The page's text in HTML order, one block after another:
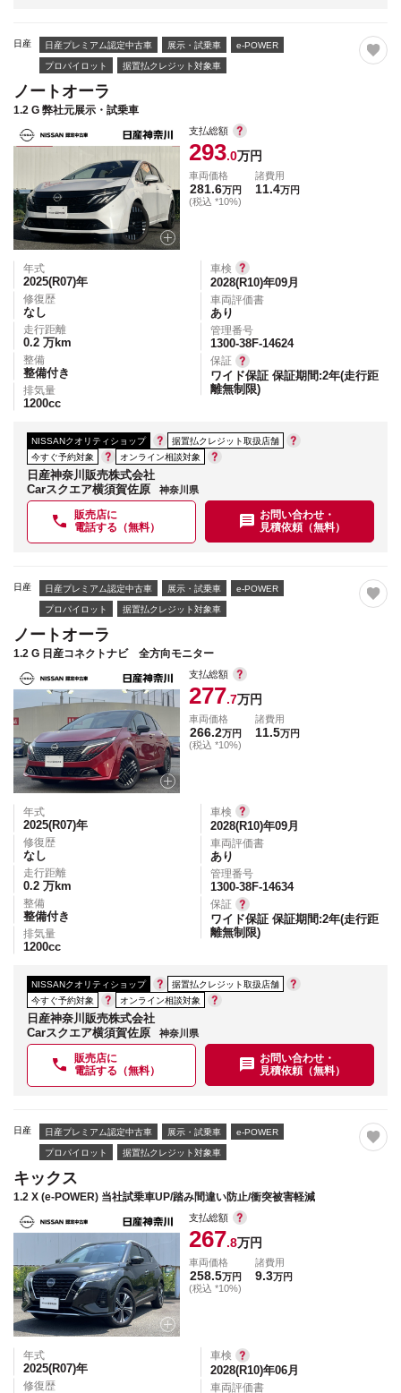
日産 日産プレミアム認定中古車 展示・試乗車 e-POWER
プロパイロット 据置払クレジット対象車
ノートオーラ
1.2 G 弊社元展示・試乗車
支払総額
293.0万円
車両価格
281.6万円
(税込 *10%)
諸費用
11.4万円
年式
2025(R07)年
修復歴
なし
走行距離
0.2 万km
整備
整備付き
排気量
1200cc
車検
2028(R10)年09月
車両評価書
あり
管理番号
1300-38F-14624
保証
ワイド保証 保証期間:2年(走行距
離無制限)
NISSANクオリティショップ
据置払クレジット取扱店舗
今すぐ予約対象
オンライン相談対象
日産神奈川販売株式会社
Carスクエア横須賀佐原
神奈川県
販売店に
電話する（無料）
お問い合わせ・
見積依頼（無料）
日産 日産プレミアム認定中古車 展示・試乗車 e-POWER
プロパイロット 据置払クレジット対象車
ノートオーラ
1.2 G 日産コネクトナビ 全方向モニター
支払総額
277.7万円
車両価格
266.2万円
(税込 *10%)
諸費用
11.5万円
年式
2025(R07)年
修復歴
なし
走行距離
0.2 万km
整備
整備付き
排気量
1200cc
車検
2028(R10)年09月
車両評価書
あり
管理番号
1300-38F-14634
保証
ワイド保証 保証期間:2年(走行距
離無制限)
NISSANクオリティショップ
据置払クレジット取扱店舗
今すぐ予約対象
オンライン相談対象
日産神奈川販売株式会社
Carスクエア横須賀佐原
神奈川県
販売店に
電話する（無料）
お問い合わせ・
見積依頼（無料）
日産 日産プレミアム認定中古車 展示・試乗車 e-POWER
プロパイロット 据置払クレジット対象車
キックス
1.2 X (e-POWER) 当社試乗車UP/踏み間違い防止/衝突被害軽減
支払総額
267.8万円
車両価格
258.5万円
(税込 *10%)
諸費用
9.3万円
年式
2025(R07)年
修復歴
車検
2028(R10)年06月
車両評価書